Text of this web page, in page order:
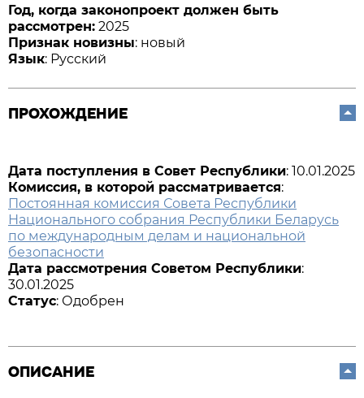
Год, когда законопроект должен быть
рассмотрен: 2025
Признак новизны: новый
Язык: Русский
ПРОХОЖДЕНИЕ
Дата поступления в Совет Республики: 10.01.2025
Комиссия, в которой рассматривается:
Постоянная комиссия Совета Республики
Национального собрания Республики Беларусь
по международным делам и национальной
безопасности
Дата рассмотрения Советом Республики:
30.01.2025
Статус: Одобрен
ОПИСАНИЕ